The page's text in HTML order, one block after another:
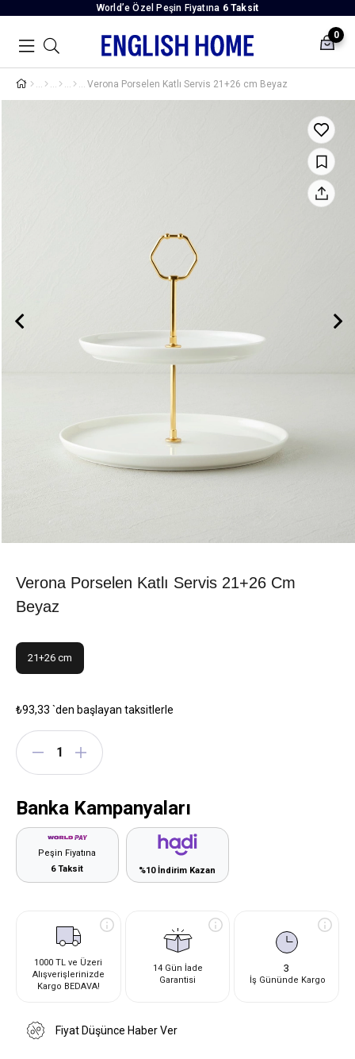
World’e Özel Peşin Fiyatına 6 Taksit
0
Verona Porselen Katlı Servis 21+26 cm Beyaz
Verona Porselen Katlı Servis 21+26 Cm
Beyaz
21+26 cm
₺93,33 `den başlayan taksitlerle
Banka Kampanyaları
Peşin Fiyatına
6 Taksit
%10 İndirim Kazan
1000 TL ve Üzeri
Alışverişlerinizde
Kargo BEDAVA!
14 Gün İade
Garantisi
3
İş Gününde Kargo
Fiyat Düşünce Haber Ver